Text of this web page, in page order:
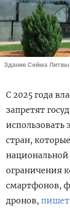
Здание Сейма
С 2025 года
запретят
использовать
стран,
национальной
ограничения
смартфонов,
дронов, пишет